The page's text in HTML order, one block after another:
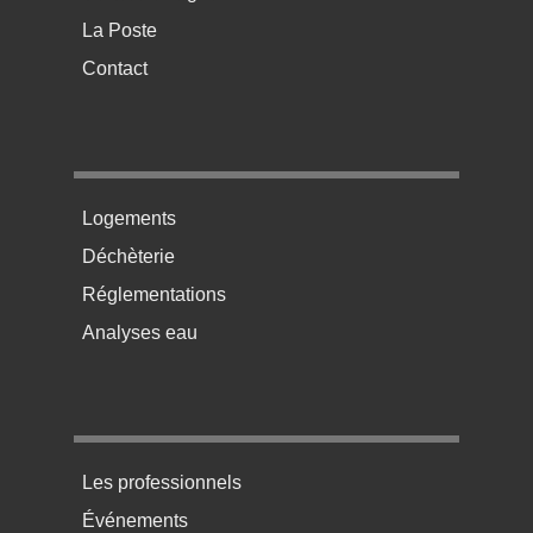
La Poste
Contact
Menu pratique bas de page 2
Logements
Déchèterie
Réglementations
Analyses eau
Menu pratique bas de page 3
Les professionnels
Événements